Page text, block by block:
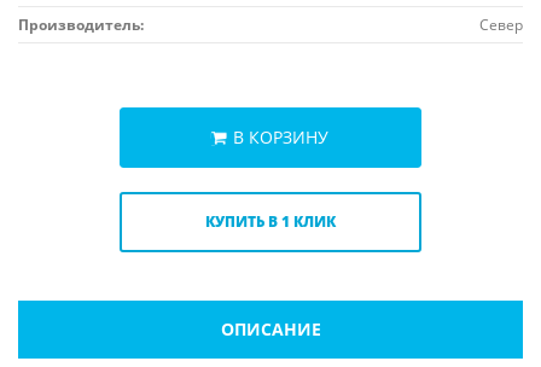
Производитель:
Север
В КОРЗИНУ
КУПИТЬ В 1 КЛИК
ОПИСАНИЕ